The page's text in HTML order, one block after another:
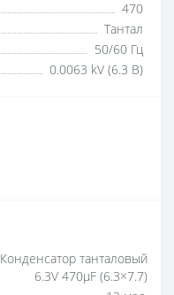
470
Тантал
50/60 Гц
0.0063 kV (6.3 В)
Конденсатор танталовый
6.3V 470µF (6.3×7.7)